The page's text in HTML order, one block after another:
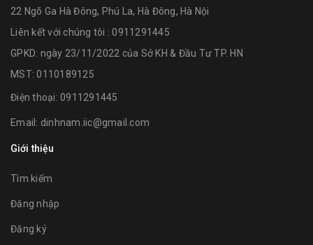
22 Ngõ Ga Hà Đông, Phú La, Hà Đông, Hà Nội
Liên kết với chúng tôi : 0911291445
GPKD: ngày 23/11/2022 của Sở KH & Đầu Tư TP. HN
MST: 0110189125
Điện thoại: 0911291445
Email: dinhnam.iic@gmail.com
Giới thiệu
Tìm kiếm
Đăng nhập
Đăng ký